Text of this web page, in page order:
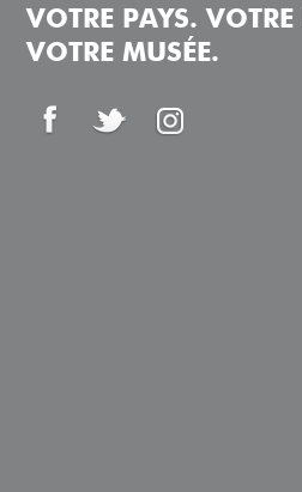
VOTRE PAYS.
VOTRE MUSÉE.